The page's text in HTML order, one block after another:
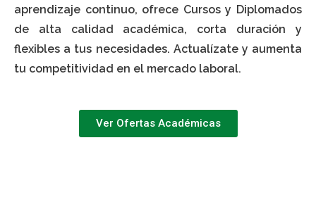
aprendizaje continuo, ofrece Cursos y Diplomados
de alta calidad académica, corta duración y
flexibles a tus necesidades. Actualízate y aumenta
tu competitividad en el mercado laboral.
Ver Ofertas Académicas